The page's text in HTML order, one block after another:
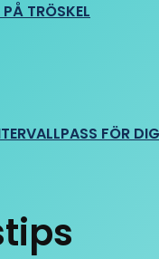
TRÖSKEL
FÖR